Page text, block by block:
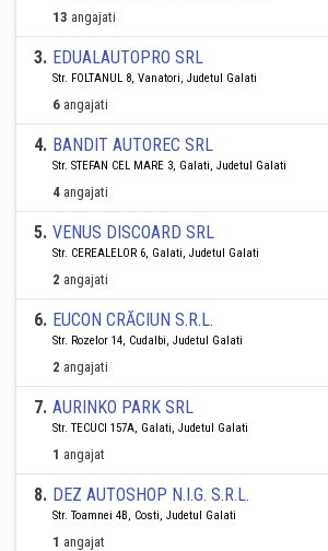
13 angajati
3. EDUALAUTOPRO SRL
Str. FOLTANUL 8, Vanatori, Judetul Galati
6 angajati
4. BANDIT AUTOREC SRL
Str. STEFAN CEL MARE 3, Galati, Judetul Galati
4 angajati
5. VENUS DISCOARD SRL
Str. CEREALELOR 6, Galati, Judetul Galati
2 angajati
6. EUCON CRĂCIUN S.R.L.
Str. Rozelor 14, Cudalbi, Judetul Galati
2 angajati
7. AURINKO PARK SRL
Str. TECUCI 157A, Galati, Judetul Galati
1 angajat
8. DEZ AUTOSHOP N.I.G. S.R.L.
Str. Toamnei 4B, Costi, Judetul Galati
1 angajat